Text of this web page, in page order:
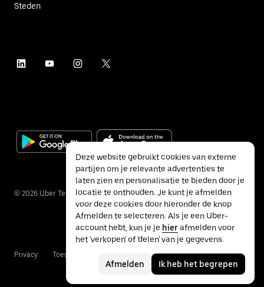
Steden
© 2026 Uber Technologies Inc.
Privacy Toegankelijkheid Voorwaarden
Deze website gebruikt cookies van externe
partijen om je relevante advertenties te
laten zien en personalisatie te bieden door je
locatie te onthouden. Je kunt je afmelden
voor deze cookies door hieronder de knop
Afmelden te selecteren. Als je een Uber-
account hebt, kun je je hierafmelden voor
het 'verkopen' of 'delen' van je gegevens.
Afmelden Ik heb het begrepen